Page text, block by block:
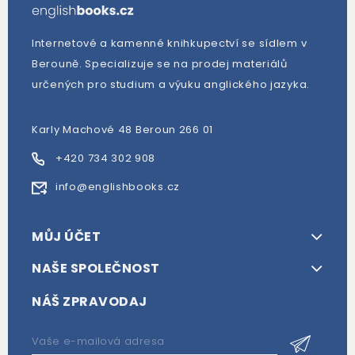
Internetové a kamenné knihkupectví se sídlem v
Berouně. Specializuje se na prodej materiálů
určených pro studium a výuku anglického jazyka.
Karly Machové 48 Beroun 266 01
+420 734 302 908
info@englishbooks.cz
MŮJ ÚČET
NAŠE SPOLEČNOST
NÁŠ ZPRAVODAJ